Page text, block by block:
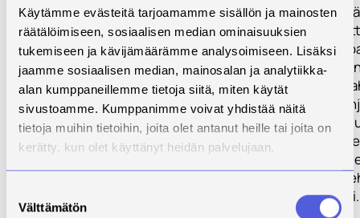
Käytämme evästeitä tarjoamamme sisällön ja mainosten
räätälöimiseen, sosiaalisen median ominaisuuksien
tukemiseen ja kävijämäärämme analysoimiseen. Lisäksi
jaamme sosiaalisen median, mainosalan ja analytiikka-
alan kumppaneillemme tietoja siitä, miten käytät
sivustoamme. Kumppanimme voivat yhdistää näitä
tietoja muihin tietoihin, joita olet antanut heille tai joita on
kerätty, kun olet käyttänyt heidän palvelujaan.
valinta
Välttämätön
käsittelyyn,
tuotetaan
kokeellista
taloudellisen
arvioimiseksi
realistiselta
edellytys
liittyvien
tunnistamiseksi.